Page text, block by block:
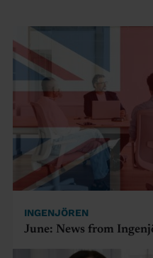
INGENJÖREN
June: News from